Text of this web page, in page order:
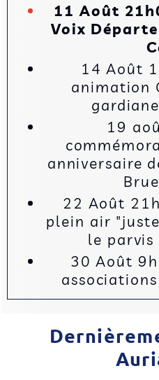
11 Août
Voix
14 Août
animation
19
anniversaire
22 Août
plein air
le
30 Août